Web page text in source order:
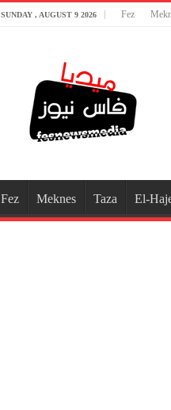
SUNDAY , AUGUST 9 2026 Fez
Fez Meknes Taza El-